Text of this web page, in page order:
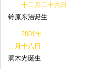
十二月二十六日
铃原东治诞生
2001年
二月十八日
洞木光诞生